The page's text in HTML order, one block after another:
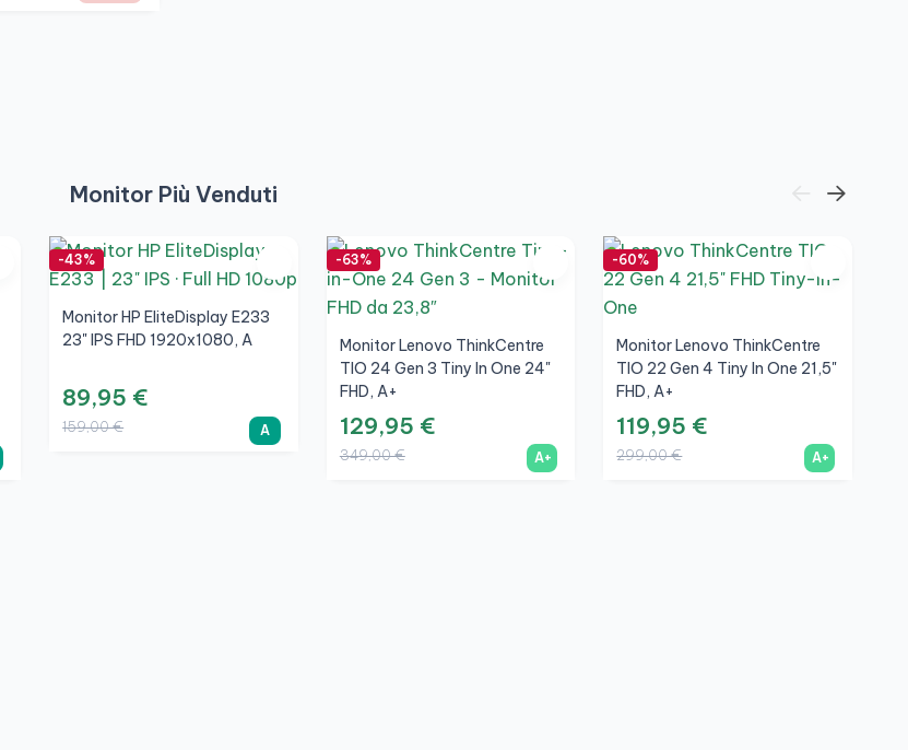
Monitor Più Venduti
-43%
Monitor HP EliteDisplay E233
23" IPS FHD 1920x1080, A
89,95 €
159,00 € A
-63%
Monitor Lenovo ThinkCentre
TIO 24 Gen 3 Tiny In One 24"
FHD, A+
129,95 €
349,00 € A+
-60%
Monitor Lenovo ThinkCentre
TIO 22 Gen 4 Tiny In One 21,5"
FHD, A+
119,95 €
299,00 € A+